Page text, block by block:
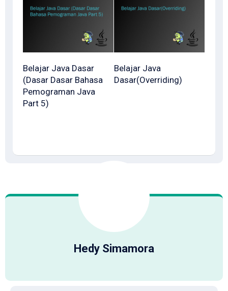
Belajar Java Dasar
(Dasar Dasar Bahasa
Pemograman Java
Part 5)
Belajar Java
Dasar(Overriding)
Hedy Simamora